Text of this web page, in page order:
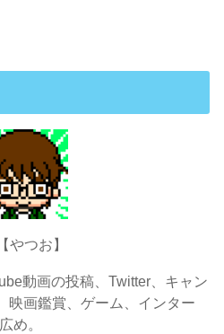
やつお】
動画の投稿、Twitter、キャン
映画鑑賞、ゲーム、インター
め。